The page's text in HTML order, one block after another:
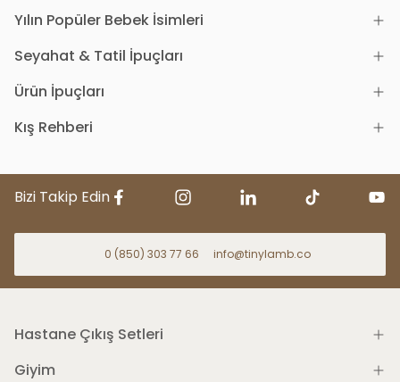
Yılın Popüler Bebek İsimleri
Seyahat & Tatil İpuçları
Ürün İpuçları
Kış Rehberi
Bizi Takip Edin
0 (850) 303 77 66 info@tinylamb.co
Hastane Çıkış Setleri
Giyim